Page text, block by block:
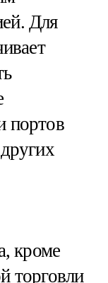
Для
портов
кроме
торговли